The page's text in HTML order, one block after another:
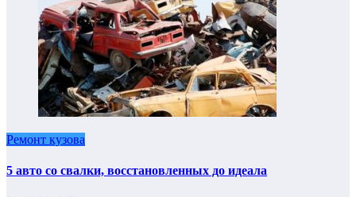
Ремонт кузова
5 авто со свалки, восстановленных до идеала